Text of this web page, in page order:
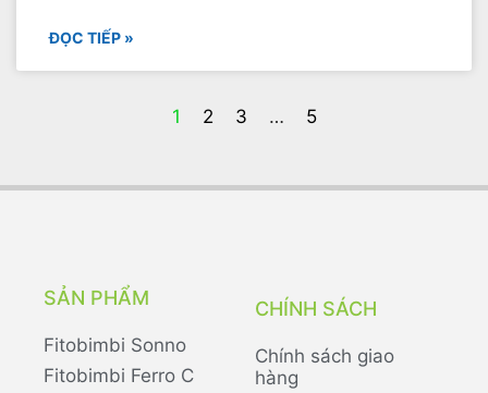
ĐỌC TIẾP »
1 2 3 … 5
SẢN PHẨM
Fitobimbi Sonno
Fitobimbi Ferro C
CHÍNH SÁCH
Chính sách giao
hàng